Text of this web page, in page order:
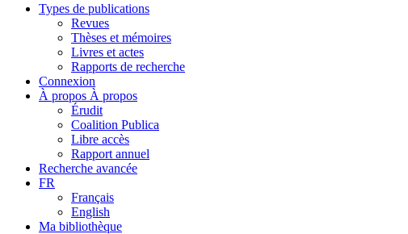
Types de publications
Revues
Thèses et mémoires
Livres et actes
Rapports de recherche
Connexion
À propos À propos
Érudit
Coalition Publica
Libre accès
Rapport annuel
Recherche avancée
FR
Français
English
Ma bibliothèque